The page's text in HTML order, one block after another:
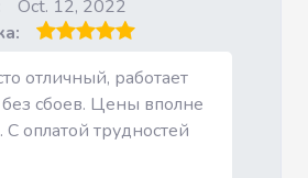
Oct. 12, 2022
отличный, работает
сбоев. Цены вполне
оплатой трудностей